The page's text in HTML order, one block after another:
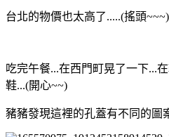
台北的物價也太高了.....(搖頭~~~)
吃完午餐...在西門町晃了一下...
鞋...(開心~~)
豬豬發現這裡的孔蓋有不同的圖